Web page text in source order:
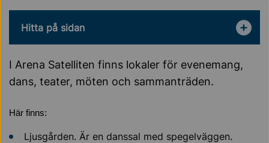
Hitta på sidan
I Arena Satelliten finns lokaler för evenemang,
dans, teater, möten och sammanträden.
Här finns:
Ljusgården. Är en danssal med spegelväggen.